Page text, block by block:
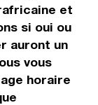
et
si oui ou
auront un
vous
horaire